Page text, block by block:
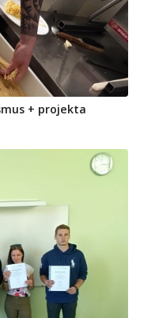
+ projekta